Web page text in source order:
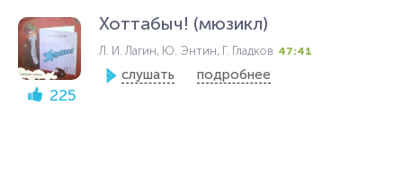
225
Хоттабыч! (мюзикл)
Л. И. Лагин, Ю. Энтин, Г. Гладков 47:41
слушать подробнее